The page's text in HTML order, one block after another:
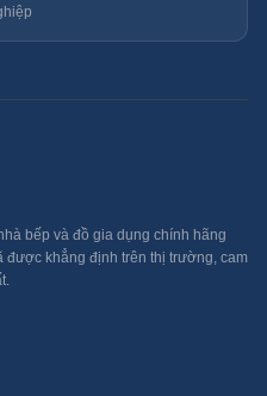
bếp và đồ gia dụng chính hãng
được khẳng định trên thị trường, cam